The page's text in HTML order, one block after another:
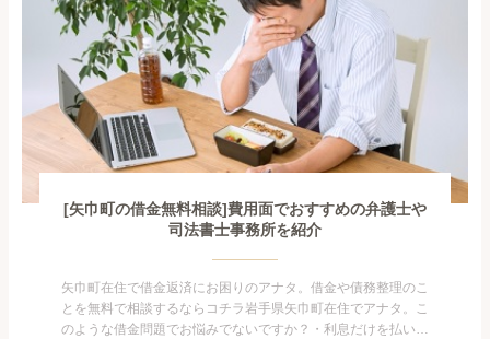
[矢巾町の借金無料相談]費用面でおすすめの弁護士や
司法書士事務所を紹介
矢巾町在住で借金返済にお困りのアナタ。借金や債務整理のこ
とを無料で相談するならコチラ岩手県矢巾町在住でアナタ。こ
のような借金問題でお悩みでないですか？・利息だけを払い続